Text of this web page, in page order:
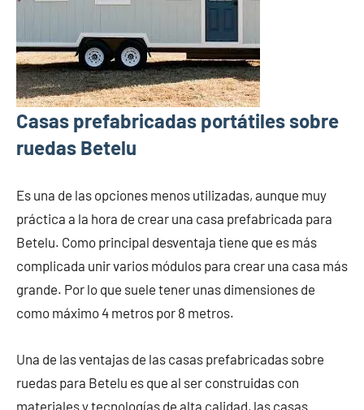
Casas prefabricadas portátiles sobre
ruedas Betelu
Es una de las opciones menos utilizadas, aunque muy
práctica a la hora de crear una casa prefabricada para
Betelu. Como principal desventaja tiene que es más
complicada unir varios módulos para crear una casa más
grande. Por lo que suele tener unas dimensiones de
como máximo 4 metros por 8 metros.
Una de las ventajas de las casas prefabricadas sobre
ruedas para Betelu es que al ser construidas con
materiales y tecnologías de alta calidad, las casas